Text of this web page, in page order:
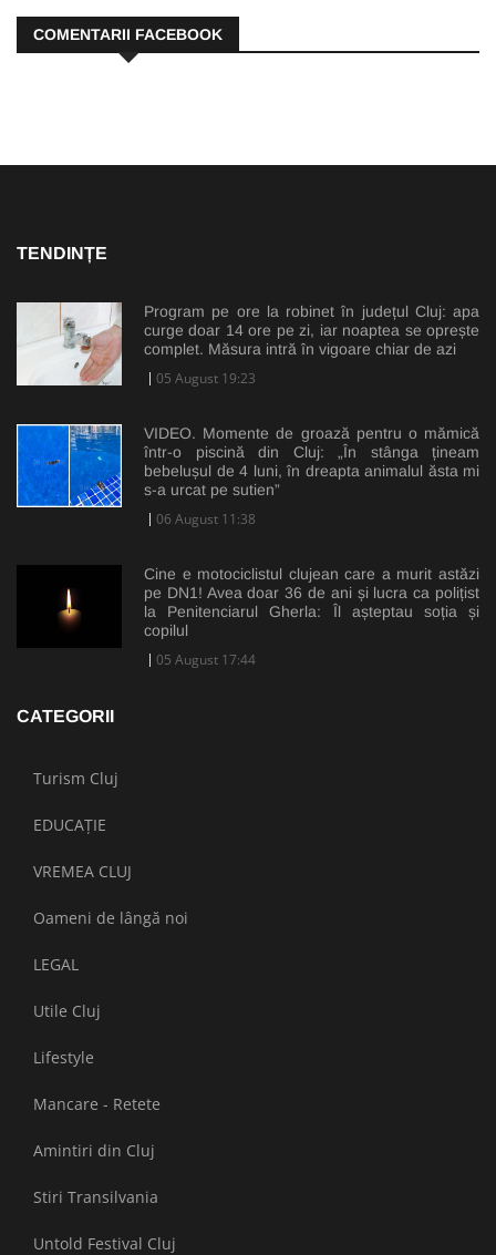
COMENTARII FACEBOOK
TENDINȚE
Program pe ore la robinet în județul Cluj: apa
curge doar 14 ore pe zi, iar noaptea se oprește
complet. Măsura intră în vigoare chiar de azi
05 August 19:23
VIDEO. Momente de groază pentru o mămică
într-o piscină din Cluj: „În stânga țineam
bebelușul de 4 luni, în dreapta animalul ăsta mi
s-a urcat pe sutien”
06 August 11:38
Cine e motociclistul clujean care a murit astăzi
pe DN1! Avea doar 36 de ani și lucra ca polițist
la Penitenciarul Gherla: Îl așteptau soția și
copilul
05 August 17:44
CATEGORII
Turism Cluj
EDUCAȚIE
VREMEA CLUJ
Oameni de lângă noi
LEGAL
Utile Cluj
Lifestyle
Mancare - Retete
Amintiri din Cluj
Stiri Transilvania
Untold Festival Cluj